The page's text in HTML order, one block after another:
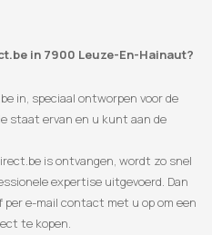
in 7900 Leuze-En-Hainaut?
in, speciaal ontworpen voor de
staat ervan en u kunt aan de
is ontvangen, wordt zo snel
expertise uitgevoerd. Dan
e-mail contact met u op om een
te kopen.